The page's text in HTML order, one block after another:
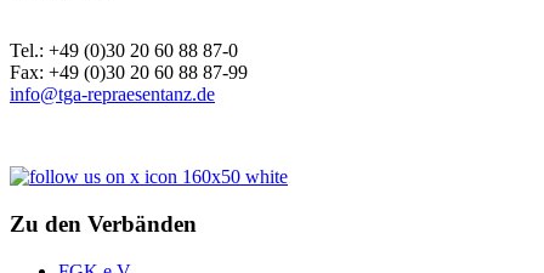
Tel.: +49 (0)30 20 60 88 87-0
Fax: +49 (0)30 20 60 88 87-99
info@tga-repraesentanz.de
Zu den Verbänden